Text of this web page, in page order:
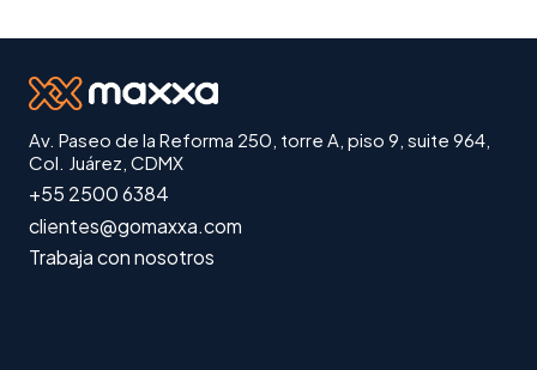
Av. Paseo de la Reforma 250, torre A, piso 9, suite 964,
Col. Juárez, CDMX
+55 2500 6384
clientes@gomaxxa.com
Trabaja con nosotros